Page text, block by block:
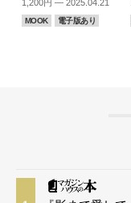
1,200円 — 2025.04.21
MOOK 電子版あり